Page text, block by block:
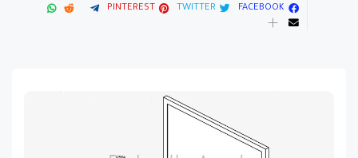
FACEBOOK
TWITTER
PINTEREST